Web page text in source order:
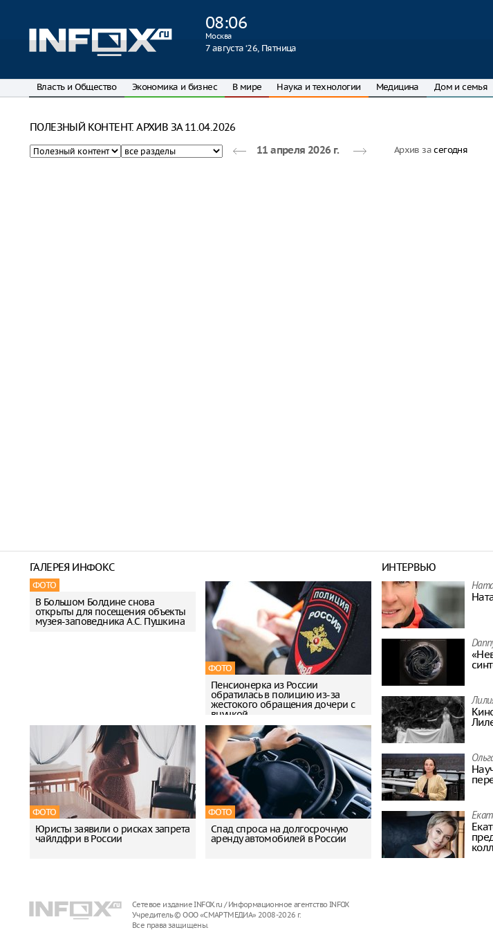
08:06
Москва
7 августа ‘26, Пятница
Власть и Общество Экономика и бизнес В мире Наука и технологии Медицина Дом и семья
ПОЛЕЗНЫЙ КОНТЕНТ. АРХИВ ЗА 11.04.2026
11 апреля 2026 г. Архив засегодня
ИНТЕРВЬЮ
ГАЛЕРЕЯ ИНФОКС
ФОТО
В Большом Болдине снова
открыты для посещения объекты
музея-заповедника А.С. Пушкина
ФОТО
Пенсионерка из России
обратилась в полицию из-за
жестокого обращения дочери с
внучкой
ФОТО
Юристы заявили о рисках запрета
чайлдфри в России
ФОТО
Спад спроса на долгосрочную
аренду автомобилей в России
Сетевое издание INFOX.ru / Информационное агентство INFOX
Учредитель © ООО «СМАРТМЕДИА» 2008-2026 г.
Все права защищены.